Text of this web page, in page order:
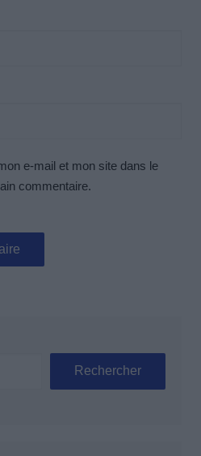
e-mail et mon site dans le
commentaire.
Rechercher